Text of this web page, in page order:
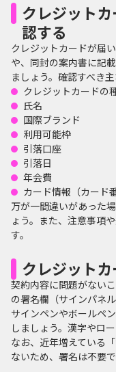
クレジット
認する
クレジットカードが届
や、同封の案内書に記
ましょう。確認すべき
クレジットカードの
氏名
国際ブランド
利用可能枠
引落口座
引落日
年会費
カード情報（カード
万が一間違いがあった
ょう。また、注意事項
す。
クレジット
契約内容に問題がない
の署名欄（サインパネ
サインペンやボールペ
しましょう。漢字やロ
なお、近年増えている
ないため、署名は不要で